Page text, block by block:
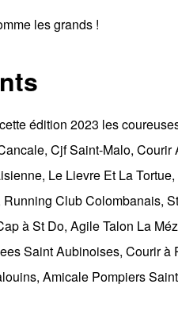
les grands !
édition 2023 les
Cjf Saint-Malo,
Le Lievre Et La
Club Colombanais,
à St Do, Agile Talon La
Saint Aubinoises, Courir
Amicale Pompiers